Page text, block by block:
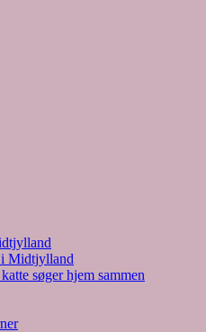
i Midtjylland
søger hjem sammen